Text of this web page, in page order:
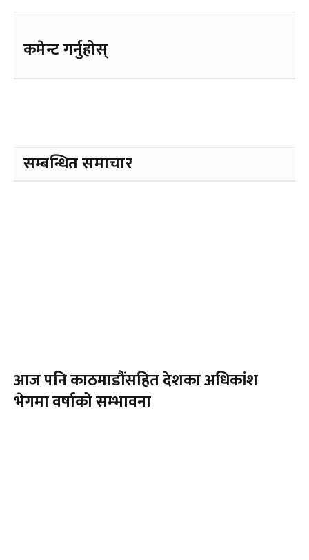
कमेन्ट गर्नुहोस्
सम्बन्धित समाचार
आज पनि काठमाडौंसहित देशका अधिकांश
भेगमा वर्षाको सम्भावना